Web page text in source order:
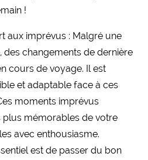
!
aux imprévus : Malgré une
des changements de dernière
cours de voyage. Il est
et adaptable face à ces
moments imprévus
plus mémorables de votre
avec enthousiasme.
est de passer du bon